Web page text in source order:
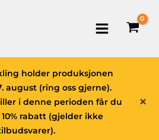
×
holder produksjonen
august (ring oss gjerne).
i denne perioden får du
rabatt (gjelder ikke